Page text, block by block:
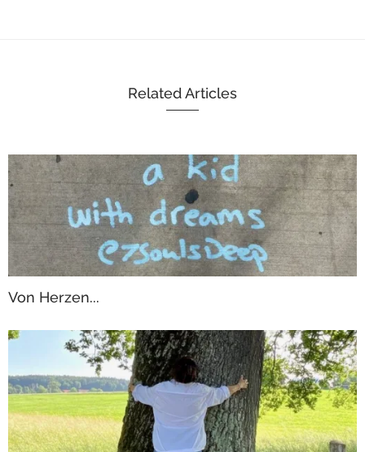
Related Articles
Von Herzen...